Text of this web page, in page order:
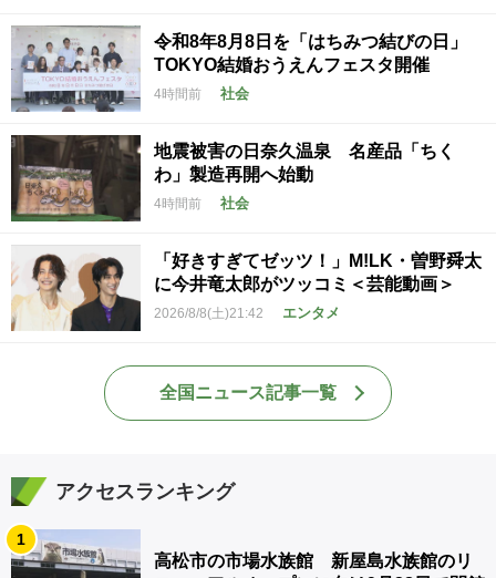
令和8年8月8日を「はちみつ結びの日」
TOKYO結婚おうえんフェスタ開催
4時間前 社会
地震被害の日奈久温泉 名産品「ちく
わ」製造再開へ始動
4時間前 社会
「好きすぎてゼッツ！」M!LK・曽野舜太
に今井竜太郎がツッコミ＜芸能動画＞
2026/8/8(土)21:42 エンタメ
全国ニュース記事一覧
アクセスランキング
1
高松市の市場水族館 新屋島水族館のリ